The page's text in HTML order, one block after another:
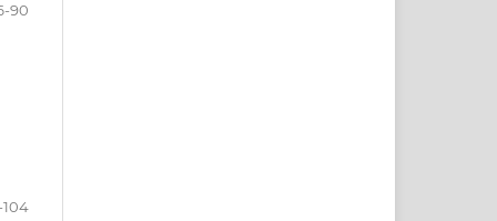
90
104